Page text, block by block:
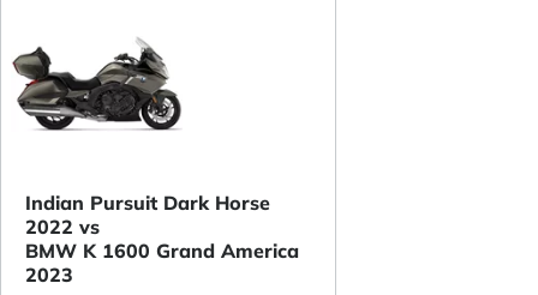
Indian Pursuit Dark Horse
2022 vs
BMW K 1600 Grand America
2023